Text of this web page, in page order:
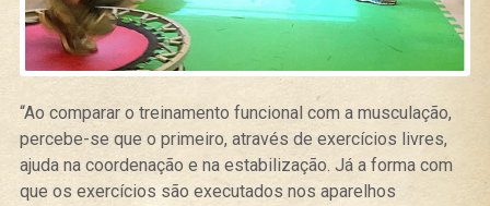
“Ao comparar o treinamento funcional com a musculação,
percebe-se que o primeiro, através de exercícios livres,
ajuda na coordenação e na estabilização. Já a forma com
que os exercícios são executados nos aparelhos